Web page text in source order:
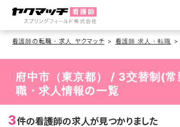
看護師の転職・求人 ヤクマッチ 看護師 求人・転職
府中市（東京都） / 3交替制(
職・求人情報の一覧
3件の看護師の求人が見つかりました